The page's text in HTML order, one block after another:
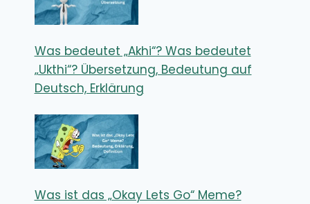
Was bedeutet „Akhi“? Was bedeutet
„Ukthi“? Übersetzung, Bedeutung auf
Deutsch, Erklärung
Was ist das „Okay Lets Go“ Meme?